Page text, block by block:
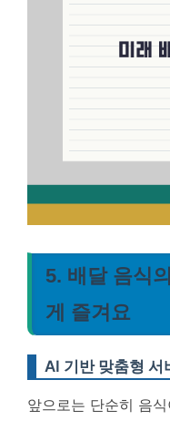
5. 배달 음식
게 즐겨요
AI 기반 맞춤형 서
앞으로는 단순히 음